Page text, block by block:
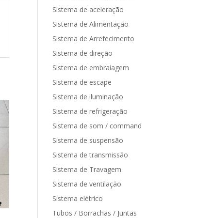
Sistema de aceleração
Sistema de Alimentação
Sistema de Arrefecimento
Sistema de direção
Sistema de embraiagem
Sistema de escape
Sistema de iluminação
Sistema de refrigeração
Sistema de som / command
Sistema de suspensão
Sistema de transmissão
Sistema de Travagem
Sistema de ventilação
Sistema elétrico
Tubos / Borrachas / Juntas